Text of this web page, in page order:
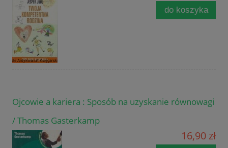
do koszyka
Ojcowie a kariera : Sposób na uzyskanie równowagi
/ Thomas Gasterkamp
16,90 zł